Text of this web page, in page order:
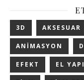
3D AKSESUAR
ANIMASYON
EFEKT EL